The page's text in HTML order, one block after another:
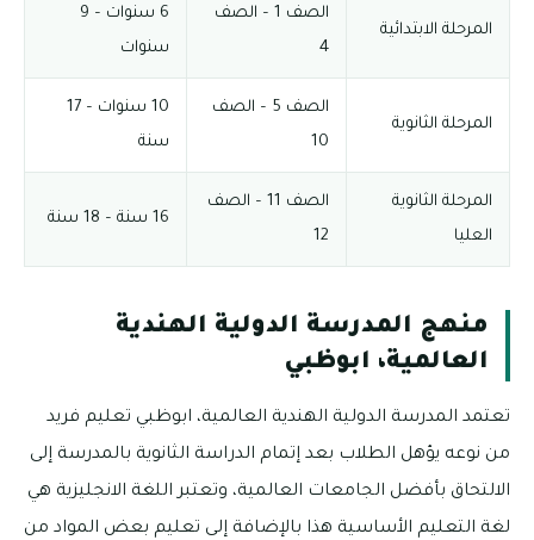
المرحلة الابتدائية
الصف 1 – الصف
4
6 سنوات – 9
سنوات
المرحلة الثانوية
الصف 5 – الصف
10
10 سنوات – 17
سنة
المرحلة الثانوية
العليا
الصف 11 – الصف
12
16 سنة – 18 سنة
منهج المدرسة الدولية الهندية
العالمية، ابوظبي
تعتمد المدرسة الدولية الهندية العالمية، ابوظبي تعليم فريد
من نوعه يؤهل الطلاب بعد إتمام الدراسة الثانوية بالمدرسة إلى
الالتحاق بأفضل الجامعات العالمية، وتعتبر اللغة الانجليزية هي
لغة التعليم الأساسية هذا بالإضافة إلى تعليم بعض المواد من